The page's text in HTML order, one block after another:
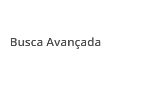
Busca Avançada